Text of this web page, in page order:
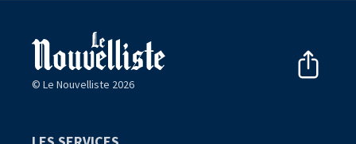
© Le Nouvelliste 2026